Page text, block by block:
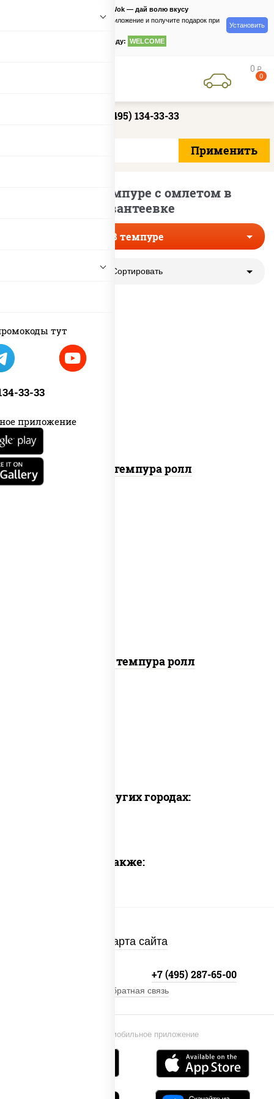
тут
33-33
приложение
PizzaSushiWok — дай волю вкусу
Скачайте приложение и получите подарок при
по промокоду: WELCOME
Установить
0 руб
0
+7 (495) 134-33-33
Роллы в темпуре с омлетом в
Ивантеевке
В темпуре
Сортировать
нори, краб снежный, сыр сливочный,
икра "масаго", омлет, угорь
Кани темпура ролл
Тунец темпура ролл
Доставка в других городах:
Предлагаем также:
Карта сайта
Установи мобильное приложение
+7 (495) 287-65-00
Обратная связь